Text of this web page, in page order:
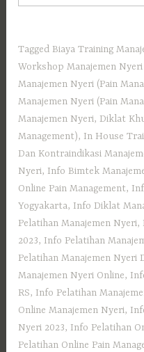
Tagged Biaya Training
Workshop Manajemen Nyeri
Manajemen Nyeri (Pain
Manajemen Nyeri (Pain
Manajemen Nyeri,Diklat
Management), In House
Dan Kontraindikasi
Nyeri, Info Bimtek
Online Pain Management,
Yogyakarta, Info Diklat
Pelatihan Manajemen Nyeri,
2023, Info Pelatihan
Pelatihan Manajemen Nyeri
Manajemen Nyeri Online,
RS, Info Pelatihan
Online Manajemen Nyeri,
Nyeri 2023, Info Pelatihan
Pelatihan Online Pain